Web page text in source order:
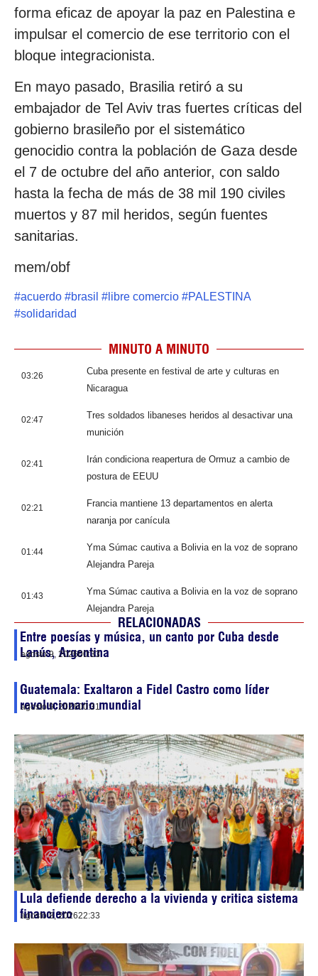
forma eficaz de apoyar la paz en Palestina e
impulsar el comercio de ese territorio con el
bloque integracionista.
En mayo pasado, Brasilia retiró a su
embajador de Tel Aviv tras fuertes críticas del
gobierno brasileño por el sistemático
genocidio contra la población de Gaza desde
el 7 de octubre del año anterior, con saldo
hasta la fecha de más de 38 mil 190 civiles
muertos y 87 mil heridos, según fuentes
sanitarias.
mem/obf
#acuerdo #brasil # libre comercio #PALESTINA
#solidaridad
MINUTO A MINUTO
03:26
Cuba presente en festival de arte y culturas en
Nicaragua
02:47
Tres soldados libaneses heridos al desactivar una
munición
02:41
Irán condiciona reapertura de Ormuz a cambio de
postura de EEUU
02:21
Francia mantiene 13 departamentos en alerta
naranja por canícula
01:44
Yma Súmac cautiva a Bolivia en la voz de soprano
Alejandra Pareja
01:43
Yma Súmac cautiva a Bolivia en la voz de soprano
Alejandra Pareja
RELACIONADAS
Entre poesías y música, un canto por Cuba desde
Lanús, Argentina
agosto 9, 202600:33
Guatemala: Exaltaron a Fidel Castro como líder
revolucionario mundial
agosto 9, 202600:31
Lula defiende derecho a la vivienda y critica sistema
financiero
agosto 8, 202622:33